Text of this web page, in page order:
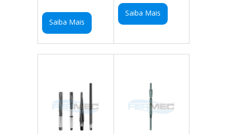
Saiba Mais
Saiba Mais